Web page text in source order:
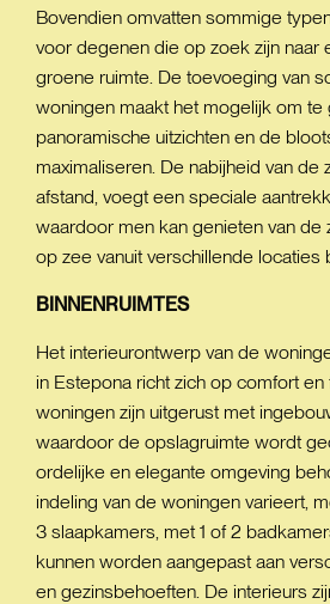
Bovendien omvatten sommige
voor degenen die op zoek zijn naar
groene ruimte. De toevoeging van
woningen maakt het mogelijk om te
panoramische uitzichten en de
maximaliseren. De nabijheid van de
afstand, voegt een speciale
waardoor men kan genieten van de
op zee vanuit verschillende locaties
BINNENRUIMTES
Het interieurontwerp van de
in Estepona richt zich op comfort en
woningen zijn uitgerust met
waardoor de opslagruimte wordt
ordelijke en elegante omgeving
indeling van de woningen varieert,
3 slaapkamers, met 1 of 2
kunnen worden aangepast aan
en gezinsbehoeften. De interieurs